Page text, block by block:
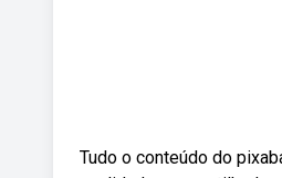
Tudo o conteúdo do